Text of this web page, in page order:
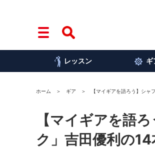
レッスン ギ
ホーム ギア 【マイギアを語ろう】シ
【マイギアを語
ク」吉田優利の14